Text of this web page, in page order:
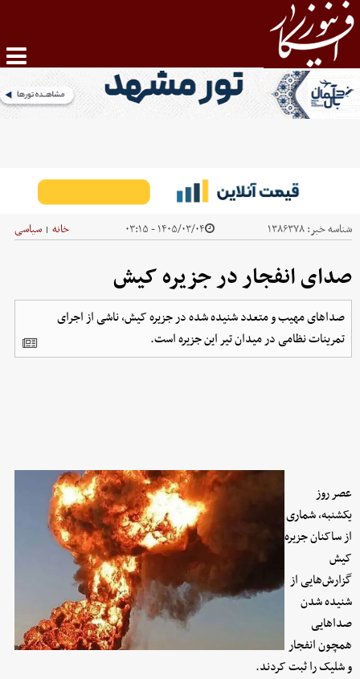
شناسه خبر:۱۳۸۶۳۷۸ ۱۴۰۵/۰۳/۰۴ - ۰۳:۱۵ خانه | سیاسی
صدای انفجار در جزیره کیش
صداهای مهیب و متعدد شنیده شده در جزیره کیش، ناشی از اجرای
تمرینات نظامی در میدان تیر این جزیره است.
عصر روز
یکشنبه، شماری
از ساکنان جزیره
کیش
گزارش‌هایی از
شنیده شدن
صداهایی
همچون انفجار
و شلیک را ثبت کردند.